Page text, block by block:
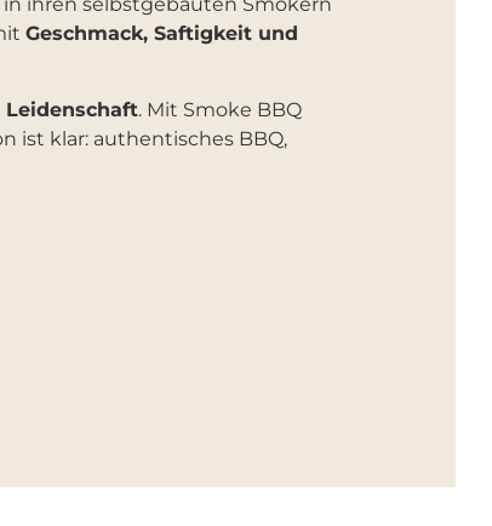
ihren selbstgebauten Smokern
Geschmack, Saftigkeit und
. Mit Smoke BBQ
ist klar: authentisches BBQ,